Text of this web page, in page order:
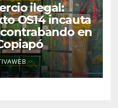
ilegal:
OS14 incauta
en